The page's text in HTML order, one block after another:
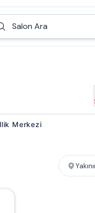
Salon Ara
Merkezi